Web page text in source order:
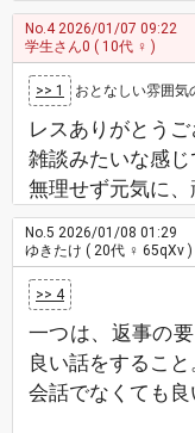
No.42026/01/07 09:22
学生さん0 ( 10代 ♀ )
>> 1 おとなしい雰囲気の人は、多くの場合、
レスありがとうご
雑談みたいな感
無理せず元気に、
No.5 2026/01/08 01:29
ゆきたけ ( 20代 ♀ 65qXv )
>> 4
一つは、返事の
良い話をすること
会話でなくても良